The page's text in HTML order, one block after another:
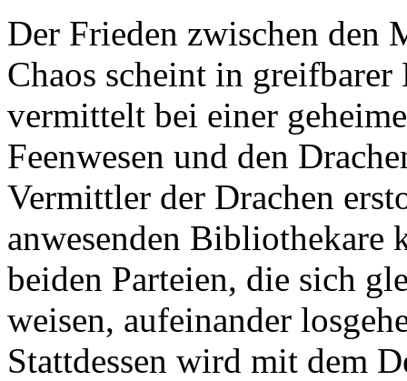
Der Frieden zwischen den
Chaos scheint in
vermittelt bei einer
Feenwesen und den
Vermittler der Drachen
anwesenden Bibliothekare
beiden Parteien, die sich
weisen, aufeinander
Stattdessen wird mit dem